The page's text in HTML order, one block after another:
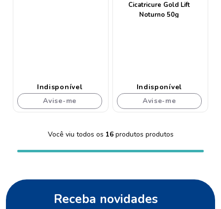
Indisponível
Avise-me
Cicatricure Gold Lift
Noturno 50g
Indisponível
Avise-me
Você viu todos os 16produtos
Receba novidades